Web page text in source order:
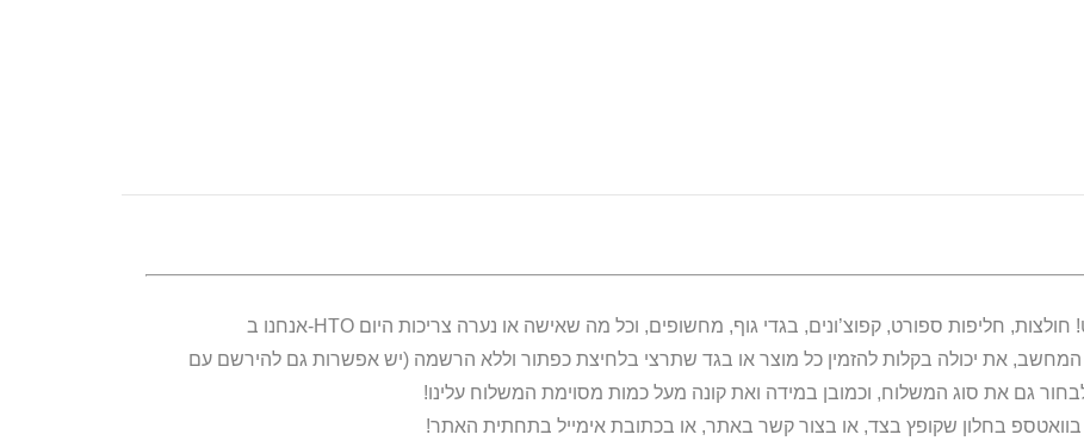
המחשב, את יכולה בקלות להזמין כל מוצר או בגד שתרצי בלחיצת כפתור וללא הרשמה (יש אפשרות גם להירשם עם
גם את סוג המשלוח, וכמובן במידה ואת קונה מעל כמות מסוימת המשלוח עלינו!
בחלון שקופץ בצד, או בצור קשר באתר, או בכתובת אימייל בתחתית האתר!